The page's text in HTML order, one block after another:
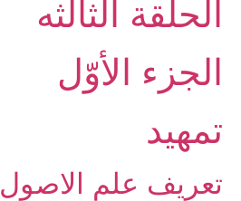
الحلقة الثالثه
الجزء الأوّل‏
تمهيد
تعريف علم الاصول‏